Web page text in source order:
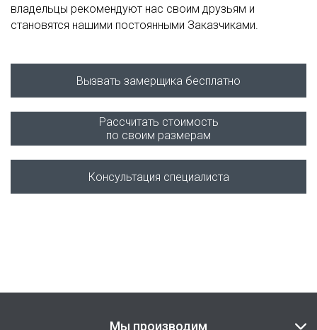
владельцы рекомендуют нас своим друзьям и
становятся нашими постоянными Заказчиками.
Вызвать замерщика бесплатно
Рассчитать стоимость
по своим размерам
Консультация специалиста
Мы производим